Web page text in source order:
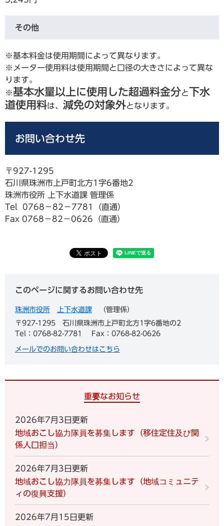
その他
​※基本料金は使用期間によって異なります。
※メーター使用料は使用期間と口径の大きさによって異な
ります。
※基本水量以上に使用した超過料金分と
下水
道使用料は、 減免の対象外となります。
お問い合わせ先
〒927-1295
石川県珠洲市上戸町北方1字6番地2
珠洲市役所 上下水道課 管理係
​Tel 0768－82－7781（直通）
Fax 0768－82－0626（直通）
このページに関するお問い合わせ先
珠洲市役所 上下水道課
管理係
〒927-1295
石川県珠洲市上戸町北方1字6番地の2
Tel：0768-82-7781
Fax：0768-82-0626
メールでのお問い合わせはこちら
重要なお知らせ
2026年7月3日更新
地域おこし協力隊員を募集します（移住定住及び関
係人口担当）
2026年7月3日更新
地域おこし協力隊員を募集します（地域コミュニテ
ィの復興支援）
2026年7月15日更新